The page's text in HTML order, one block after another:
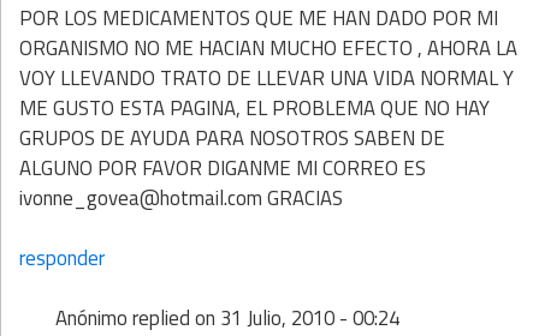
POR LOS MEDICAMENTOS QUE ME HAN DADO POR MI
ORGANISMO NO ME HACIAN MUCHO EFECTO , AHORA LA
VOY LLEVANDO TRATO DE LLEVAR UNA VIDA NORMAL Y
ME GUSTO ESTA PAGINA, EL PROBLEMA QUE NO HAY
GRUPOS DE AYUDA PARA NOSOTROS SABEN DE
ALGUNO POR FAVOR DIGANME MI CORREO ES
ivonne_govea@hotmail.com GRACIAS
responder
Anónimoreplied on 31 Julio, 2010 - 00:24